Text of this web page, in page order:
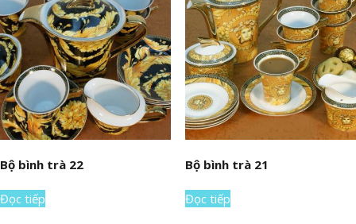
Bộ bình trà 22
Đọc tiếp
Bộ bình trà 21
Đọc tiếp